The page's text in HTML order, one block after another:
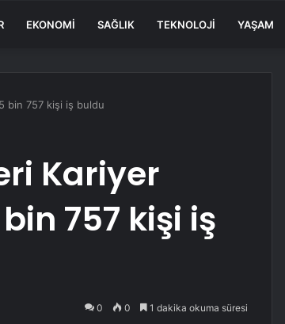
EKONOMI SAĞLIK TEKNOLOJI YAŞAM
bin 757 kişi iş buldu
Kariyer
757 kişi iş
0 0 1 dakika okuma süresi